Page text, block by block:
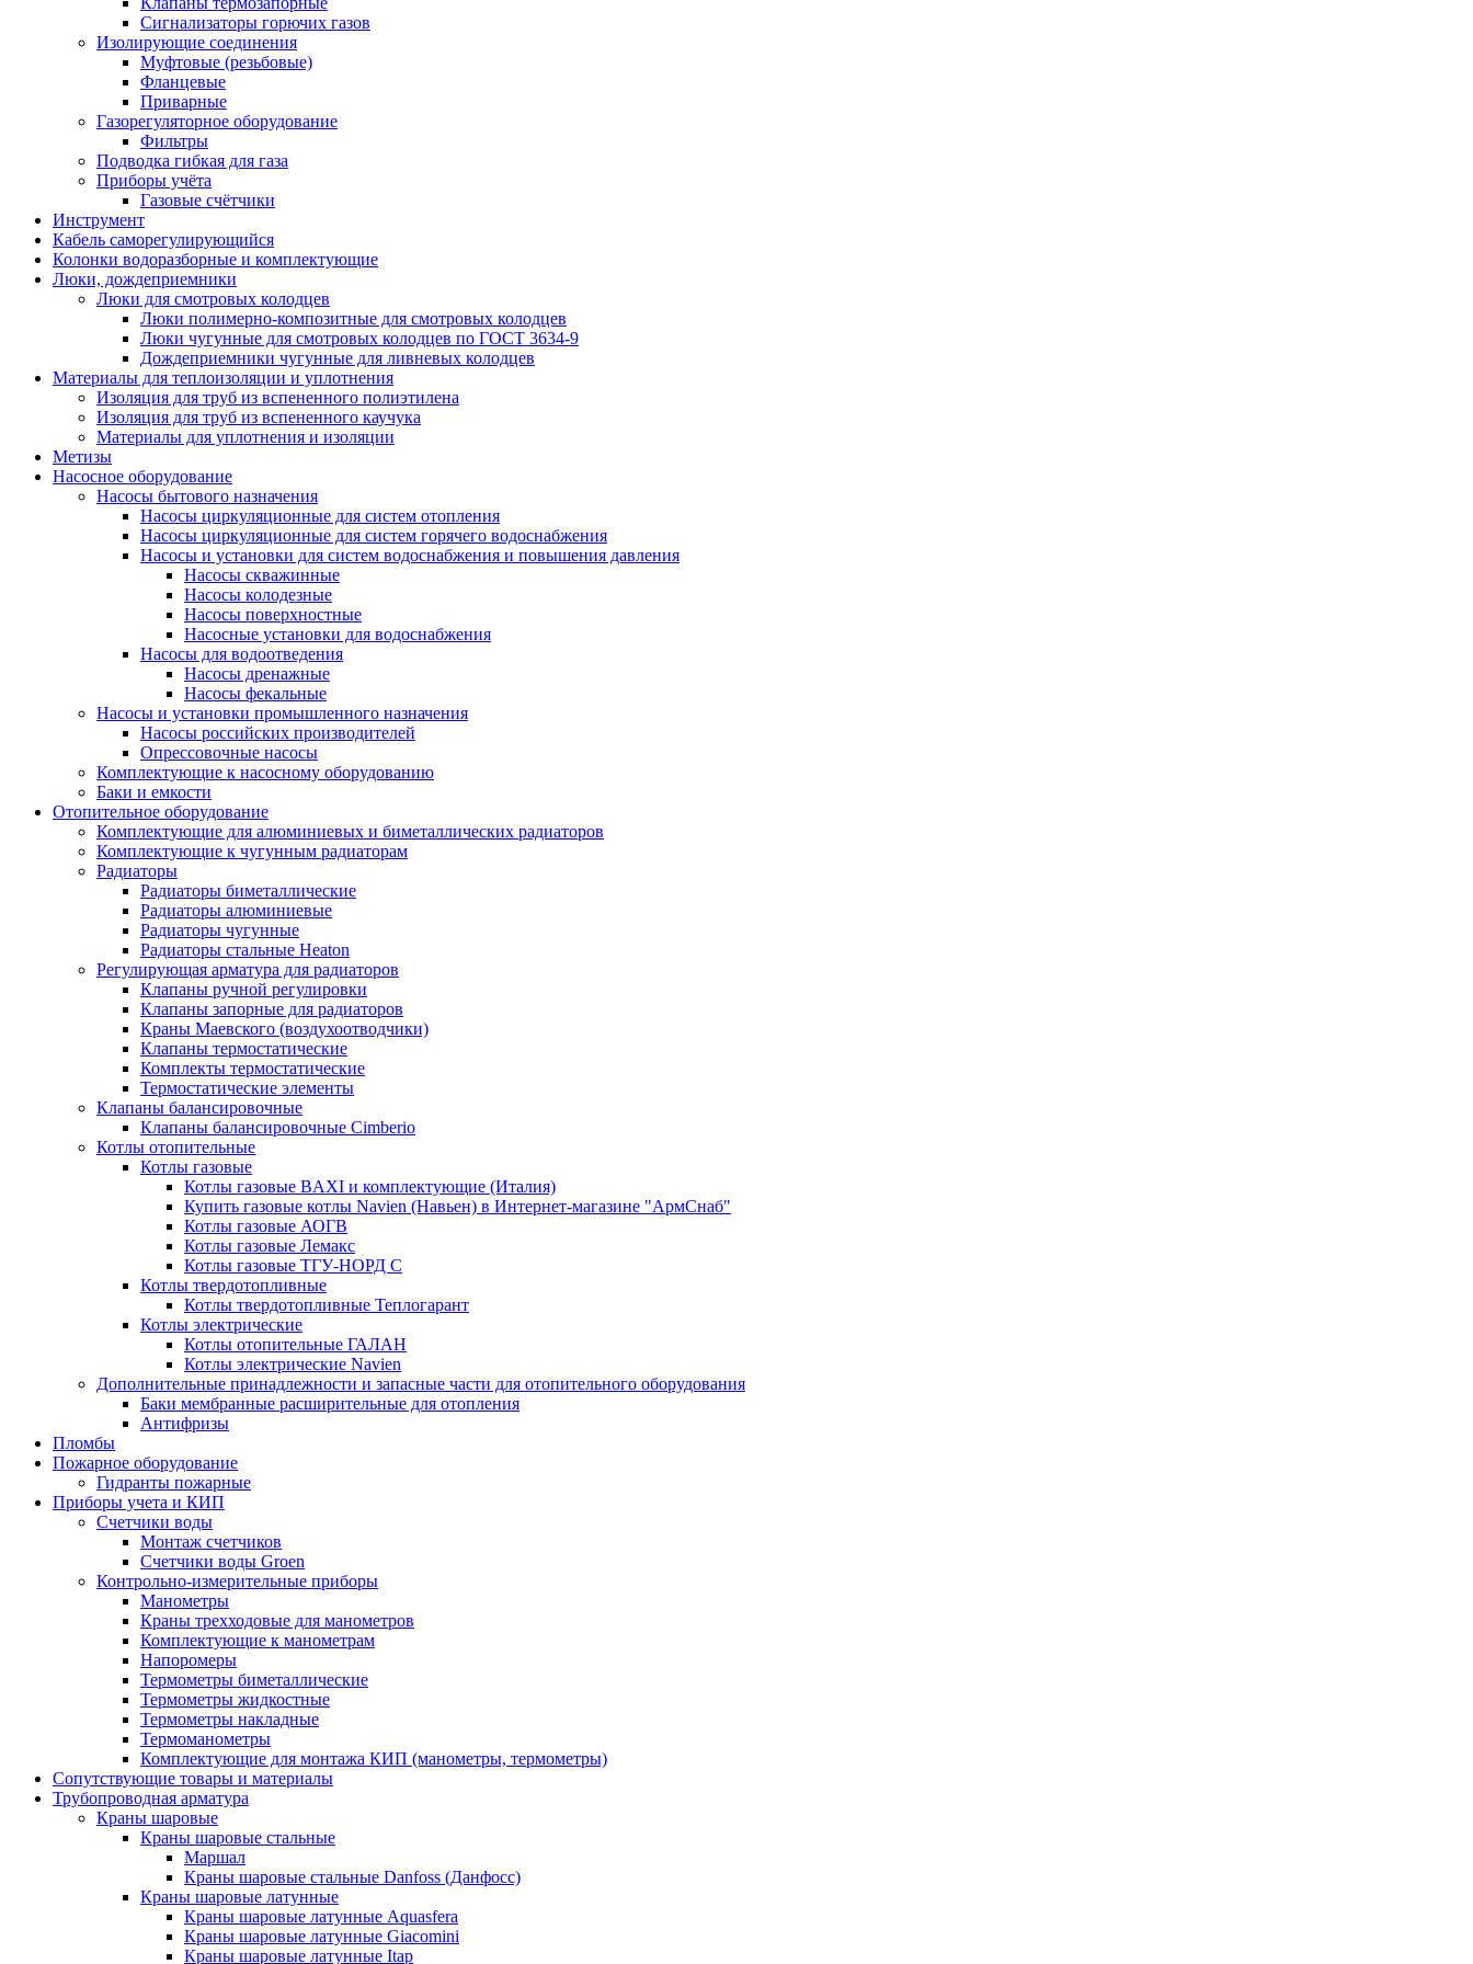
Сигнализаторы горючих газов
Изолирующие соединения
Муфтовые (резьбовые)
Фланцевые
Приварные
Газорегуляторное оборудование
Фильтры
Подводка гибкая для газа
Приборы учёта
Газовые счётчики
Инструмент
Кабель саморегулирующийся
Колонки водоразборные и комплектующие
Люки, дождеприемники
Люки для смотровых колодцев
Люки полимерно-композитные для смотровых колодцев
Люки чугунные для смотровых колодцев по ГОСТ 3634-9
Дождеприемники чугунные для ливневых колодцев
Материалы для теплоизоляции и уплотнения
Изоляция для труб из вспененного полиэтилена
Изоляция для труб из вспененного каучука
Материалы для уплотнения и изоляции
Метизы
Насосное оборудование
Насосы бытового назначения
Насосы циркуляционные для систем отопления
Насосы циркуляционные для систем горячего водоснабжения
Насосы и установки для систем водоснабжения и повышения давления
Насосы скважинные
Насосы колодезные
Насосы поверхностные
Насосные установки для водоснабжения
Насосы для водоотведения
Насосы дренажные
Насосы фекальные
Насосы и установки промышленного назначения
Насосы российских производителей
Опрессовочные насосы
Комплектующие к насосному оборудованию
Баки и емкости
Отопительное оборудование
Комплектующие для алюминиевых и биметаллических радиаторов
Комплектующие к чугунным радиаторам
Радиаторы
Радиаторы биметаллические
Радиаторы алюминиевые
Радиаторы чугунные
Радиаторы стальные Heaton
Регулирующая арматура для радиаторов
Клапаны ручной регулировки
Клапаны запорные для радиаторов
Краны Маевского (воздухоотводчики)
Клапаны термостатические
Комплекты термостатические
Термостатические элементы
Клапаны балансировочные
Клапаны балансировочные Cimberio
Котлы отопительные
Котлы газовые
Котлы газовые BAXI и комплектующие (Италия)
Купить газовые котлы Navien (Навьен) в Интернет-магазине "АрмСнаб"
Котлы газовые АОГВ
Котлы газовые Лемакс
Котлы газовые ТГУ-НОРД С
Котлы твердотопливные
Котлы твердотопливные Теплогарант
Котлы электрические
Котлы отопительные ГАЛАН
Котлы электрические Navien
Дополнительные принадлежности и запасные части для отопительного оборудования
Баки мембранные расширительные для отопления
Антифризы
Пломбы
Пожарное оборудование
Гидранты пожарные
Приборы учета и КИП
Счетчики воды
Монтаж счетчиков
Счетчики воды Groen
Контрольно-измерительные приборы
Манометры
Краны трехходовые для манометров
Комплектующие к манометрам
Напоромеры
Термометры биметаллические
Термометры жидкостные
Термометры накладные
Термоманометры
Комплектующие для монтажа КИП (манометры, термометры)
Сопутствующие товары и материалы
Трубопроводная арматура
Краны шаровые
Краны шаровые стальные
Маршал
Краны шаровые стальные Danfoss (Данфосс)
Краны шаровые латунные
Краны шаровые латунные Aquasfera
Краны шаровые латунные Giacomini
Краны шаровые латунные Itap